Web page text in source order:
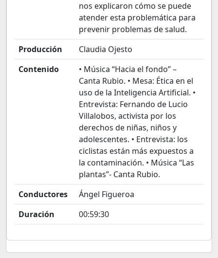
nos explicaron cómo se puede
atender esta problemática para
prevenir problemas de salud.
Producción
Claudia Ojesto
Contenido
• Música “Hacia el fondo” –
Canta Rubio. • Mesa: Ética en el
uso de la Inteligencia Artificial. •
Entrevista: Fernando de Lucio
Villalobos, activista por los
derechos de niñas, niños y
adolescentes. • Entrevista: los
ciclistas están más expuestos a
la contaminación. • Música “Las
plantas”- Canta Rubio.
Conductores
Ángel Figueroa
Duración
00:59:30